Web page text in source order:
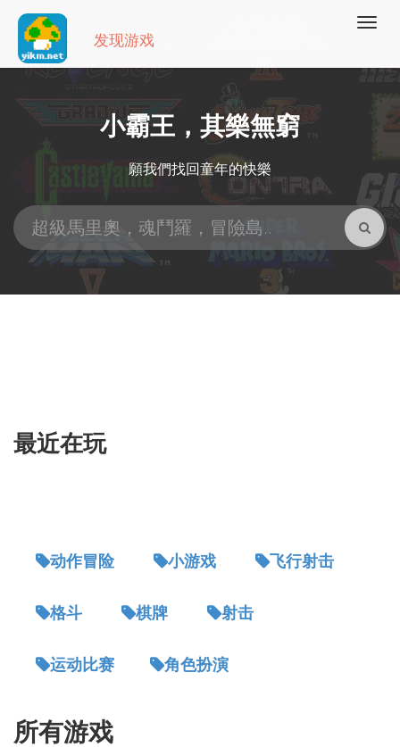
发现游戏
小霸王，其樂無窮
願我們找回童年的快樂
最近在玩
动作冒险 小游戏 飞行射击
格斗 棋牌 射击
运动比赛 角色扮演
所有游戏